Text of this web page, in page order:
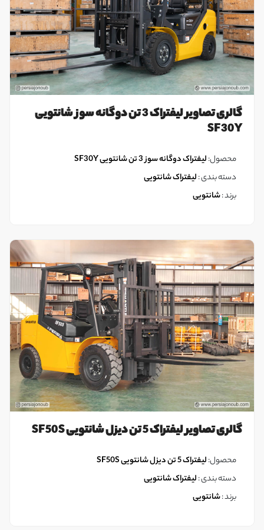
گالری تصاویر لیفتراک 3 تن دوگانه سوز شانتویی
SF30Y
محصول:لیفتراک دوگانه سوز 3 تن شانتویی SF30Y
دسته بندی :لیفتراک شانتویی
برند :شانتویی
گالری تصاویر لیفتراک 5 تن دیزل شانتویی SF50S
محصول:لیفتراک 5 تن دیزل شانتویی SF50S
دسته بندی :لیفتراک شانتویی
برند :شانتویی